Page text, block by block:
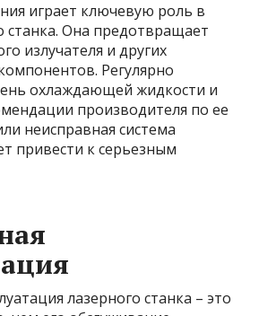
играет ключевую роль в
станка. Она предотвращает
излучателя и других
Регулярно
охлаждающей жидкости и
производителя по ее
неисправная система
привести к серьезным
лазерного станка – это